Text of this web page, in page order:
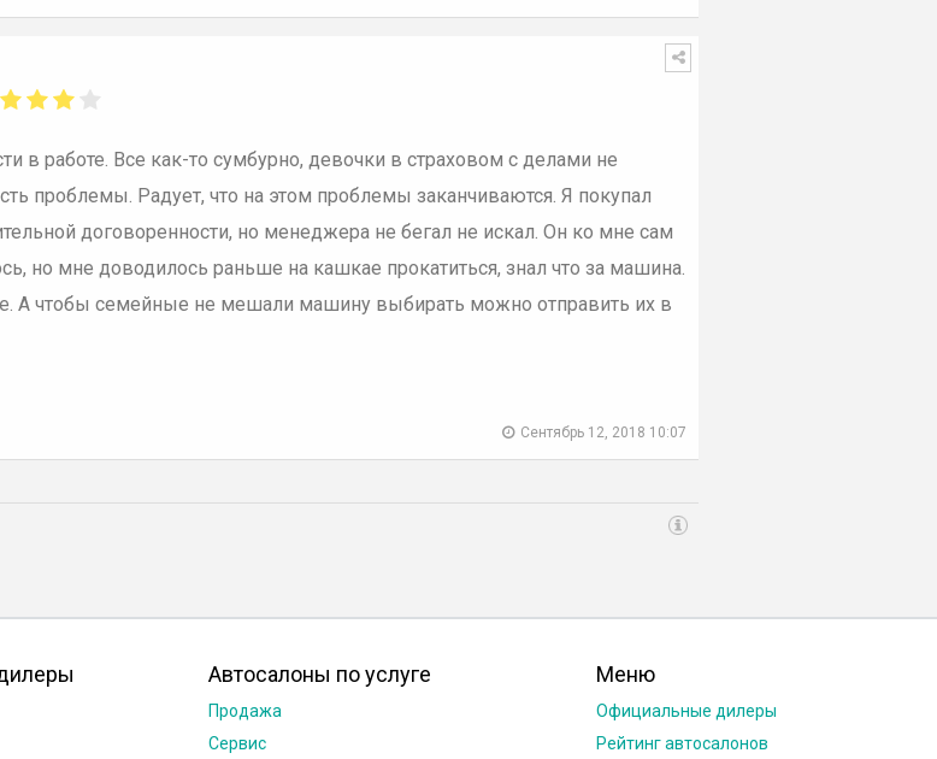
в работе. Все как-то сумбурно, девочки в страховом с делами не
Радует, что на этом проблемы заканчиваются. Я покупал
договоренности, но менеджера не бегал не искал. Он ко мне сам
но мне доводилось раньше на кашкае прокатиться, знал что за машина.
А чтобы семейные не мешали машину выбирать можно отправить их в
Сентябрь 12, 2018 10:07
Автосалоны по услуге
Продажа
Сервис
Меню
Официальные дилеры
Рейтинг автосалонов